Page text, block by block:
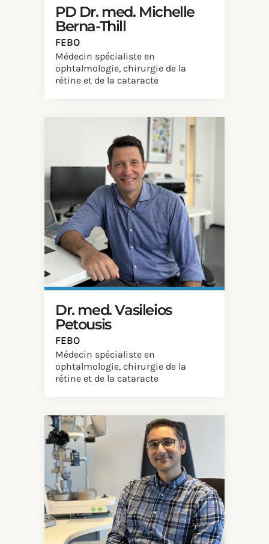
PD Dr. med. Michelle
Berna-Thill
FEBO
Médecin spécialiste en
ophtalmologie, chirurgie de la
rétine et de la cataracte
Dr. med. Vasileios
Petousis
FEBO
Médecin spécialiste en
ophtalmologie, chirurgie de la
rétine et de la cataracte